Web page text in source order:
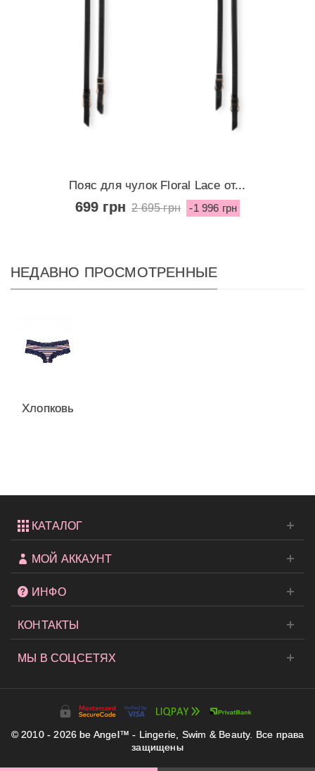
Пояс для чулок Floral Lace от...
699 грн 2 695 грн -1 996 грн
НЕДАВНО ПРОСМОТРЕННЫЕ
Хлопковые
КАТАЛОГ
МОЙ АККАУНТ
ИНФО
КОНТАКТЫ
МЫ В СОЦСЕТЯХ
© 2010 - 2026 be Angel™ - Lingerie, Swim & Beauty. Все права
защищены